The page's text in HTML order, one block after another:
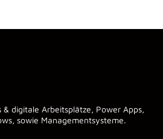
digitale Arbeitsplätze, Power Apps,
sowie Managementsysteme.